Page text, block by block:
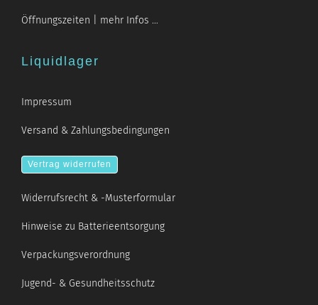
Öffnungszeiten | mehr Infos …
Liquidlager
Impressum
Versand & Zahlungsbedingungen
Vertrag widerrufen
Widerrufsrecht & -Musterformular
Hinweise zu Batterieentsorgung
Verpackungsverordnung
Jugend- & Gesundheitsschutz